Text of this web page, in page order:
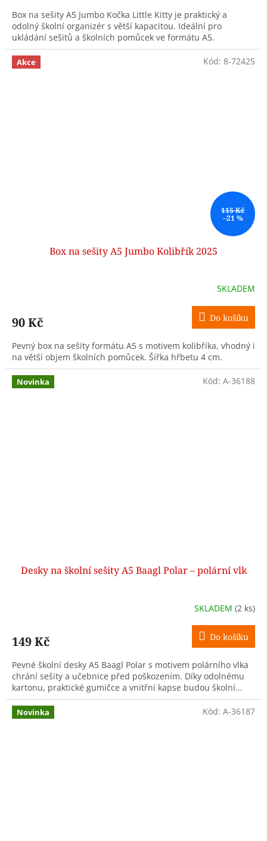
Box na sešity A5 Jumbo Kočka Little Kitty je praktický a
odolný školní organizér s větší kapacitou. Ideální pro
ukládání sešitů a školních pomůcek ve formátu A5.
Akce
115 Kč
–21 %
Box na sešity A5 Jumbo Kolibřík 2025
SKLADEM
90 Kč Do košíku
Pevný box na sešity formátu A5 s motivem kolibříka, vhodný i
na větší objem školních pomůcek. Šířka hřbetu 4 cm.
Kód: 8-72425
Novinka
Desky na školní sešity A5 Baagl Polar – polární vlk
SKLADEM (2 ks)
149 Kč Do košíku
Pevné školní desky A5 Baagl Polar s motivem polárního vlka
chrání sešity a učebnice před poškozením. Díky odolnému
kartonu, praktické gumičce a vnitřní kapse budou školní...
Kód: A-36188
Novinka Kód: A-36187